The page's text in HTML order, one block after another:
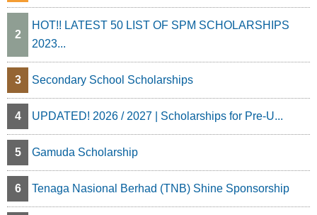
2
HOT!! LATEST 50 LIST OF SPM SCHOLARSHIPS
2023...
3 Secondary School Scholarships
4 UPDATED! 2026 / 2027 | Scholarships for Pre-U...
5 Gamuda Scholarship
6 Tenaga Nasional Berhad (TNB) Shine Sponsorship